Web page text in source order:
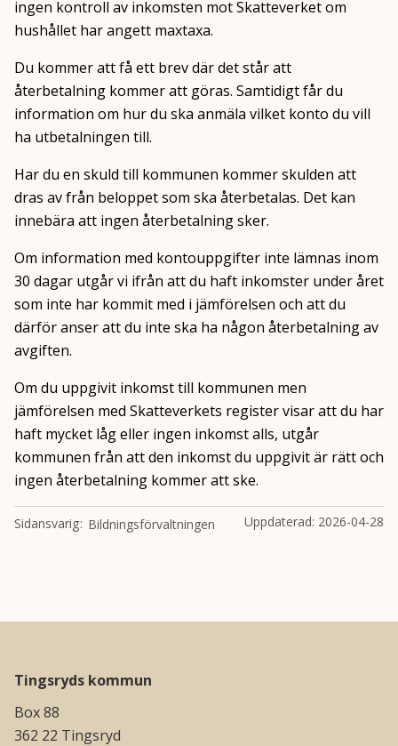
ingen kontroll av inkomsten mot Skatteverket om
hushållet har angett maxtaxa.
Du kommer att få ett brev där det står att
återbetalning kommer att göras. Samtidigt får du
information om hur du ska anmäla vilket konto du vill
ha utbetalningen till.
Har du en skuld till kommunen kommer skulden att
dras av från beloppet som ska återbetalas. Det kan
innebära att ingen återbetalning sker.
Om information med kontouppgifter inte lämnas inom
30 dagar utgår vi ifrån att du haft inkomster under året
som inte har kommit med i jämförelsen och att du
därför anser att du inte ska ha någon återbetalning av
avgiften.
Om du uppgivit inkomst till kommunen men
jämförelsen med Skatteverkets register visar att du har
haft mycket låg eller ingen inkomst alls, utgår
kommunen från att den inkomst du uppgivit är rätt och
ingen återbetalning kommer att ske.
Bildningsförvaltningen
Sidansvarig Uppdaterad: 2026-04-28
Tingsryds kommun
Box 88
362 22 Tingsryd